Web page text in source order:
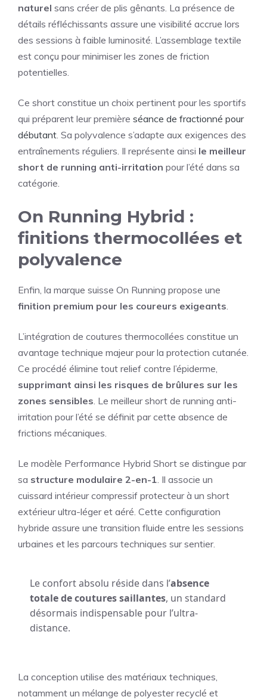
naturel sans créer de plis gênants. La présence de
détails réfléchissants assure une visibilité accrue lors
des sessions à faible luminosité. L’assemblage textile
est conçu pour minimiser les zones de friction
potentielles.
Ce short constitue un choix pertinent pour les sportifs
qui préparent leur première séance de fractionné pour
débutant. Sa polyvalence s’adapte aux exigences des
entraînements réguliers. Il représente ainsi le meilleur
short de running anti-irritation pour l’été dans sa
catégorie.
On Running Hybrid :
finitions thermocollées et
polyvalence
Enfin, la marque suisse On Running propose une
finition premium pour les coureurs exigeants.
L’intégration de coutures thermocollées constitue un
avantage technique majeur pour la protection cutanée.
Ce procédé élimine tout relief contre l’épiderme,
supprimant ainsi les risques de brûlures sur les
zones sensibles. Le meilleur short de running anti-
irritation pour l’été se définit par cette absence de
frictions mécaniques.
Le modèle Performance Hybrid Short se distingue par
sa structure modulaire 2-en-1. Il associe un
cuissard intérieur compressif protecteur à un short
extérieur ultra-léger et aéré. Cette configuration
hybride assure une transition fluide entre les sessions
urbaines et les parcours techniques sur sentier.
Le confort absolu réside dans l’absence
totale de coutures saillantes, un standard
désormais indispensable pour l’ultra-
distance.
La conception utilise des matériaux techniques,
notamment un mélange de polyester recyclé et